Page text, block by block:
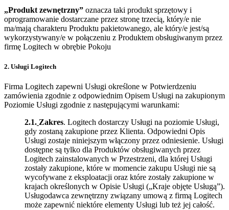
„Produkt zewnętrzny” oznacza taki produkt sprzętowy i
oprogramowanie dostarczane przez stronę trzecią, który/e nie
ma/mają charakteru Produktu pakietowanego, ale który/e jest/są
wykorzystywany/e w połączeniu z Produktem obsługiwanym przez
firmę Logitech w obrębie Pokoju
2. Usługi Logitech
Firma Logitech zapewni Usługi określone w Potwierdzeniu
zamówienia zgodnie z odpowiednim Opisem Usługi na zakupionym
Poziomie Usługi zgodnie z następującymi warunkami:
2.1. Zakres. Logitech dostarczy Usługi na poziomie Usługi,
gdy zostaną zakupione przez Klienta. Odpowiedni Opis
Usługi zostaje niniejszym włączony przez odniesienie. Usługi
dostępne są tylko dla Produktów obsługiwanych przez
Logitech zainstalowanych w Przestrzeni, dla której Usługi
zostały zakupione, które w momencie zakupu Usługi nie są
wycofywane z eksploatacji oraz które zostały zakupione w
krajach określonych w Opisie Usługi („Kraje objęte Usługą”).
Usługodawca zewnętrzny związany umową z firmą Logitech
może zapewnić niektóre elementy Usługi lub też jej całość.